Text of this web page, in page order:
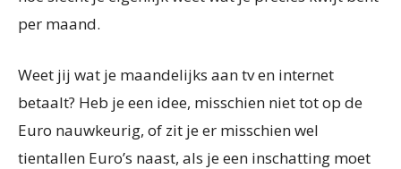
per maand.
Weet jij wat je maandelijks aan tv en internet
betaalt? Heb je een idee, misschien niet tot op de
Euro nauwkeurig, of zit je er misschien wel
tientallen Euro’s naast, als je een inschatting moet